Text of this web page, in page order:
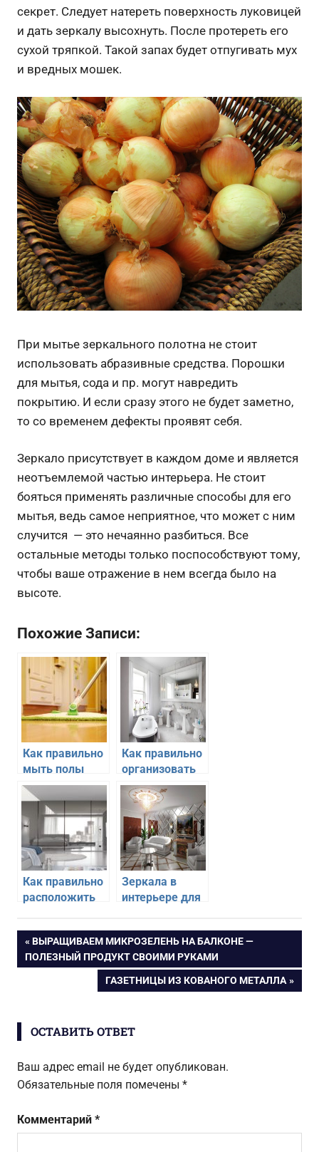
секрет. Следует натереть поверхность луковицей
и дать зеркалу высохнуть. После протереть его
сухой тряпкой. Такой запах будет отпугивать мух
и вредных мошек.
При мытье зеркального полотна не стоит
использовать абразивные средства. Порошки
для мытья, сода и пр. могут навредить
покрытию. И если сразу этого не будет заметно,
то со временем дефекты проявят себя.
Зеркало присутствует в каждом доме и является
неотъемлемой частью интерьера. Не стоит
бояться применять различные способы для его
мытья, ведь самое неприятное, что может с ним
случится — это нечаянно разбиться. Все
остальные методы только поспособствуют тому,
чтобы ваше отражение в нем всегда было на
высоте.
Похожие Записи:
Как правильно
мыть полы
шваброй в
квартире
Как правильно
организовать
освещение у
зеркала
Как правильно
расположить
спальне
Зеркала в
интерьере для
пространства
Навигация
ПРЕДЫДУЩАЯ
ЗАПИСЬ:
ВЫРАЩИВАЕМ МИКРОЗЕЛЕНЬ НА БАЛКОНЕ —
ПОЛЕЗНЫЙ ПРОДУКТ СВОИМИ РУКАМИ
СЛЕДУЮЩАЯ
ЗАПИСЬ:
ГАЗЕТНИЦЫ ИЗ КОВАНОГО МЕТАЛЛА
ОСТАВИТЬ ОТВЕТ
Ваш адрес email не будет опубликован.
Обязательные поля помечены *
Комментарий *